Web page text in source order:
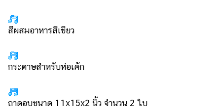
สีผสมอาหารสีเขียว
กระดาษสำหรับห่อเค้ก
ถาดอบขนาด 11x15x2 นิ้ว จำนวน 2 ใบ